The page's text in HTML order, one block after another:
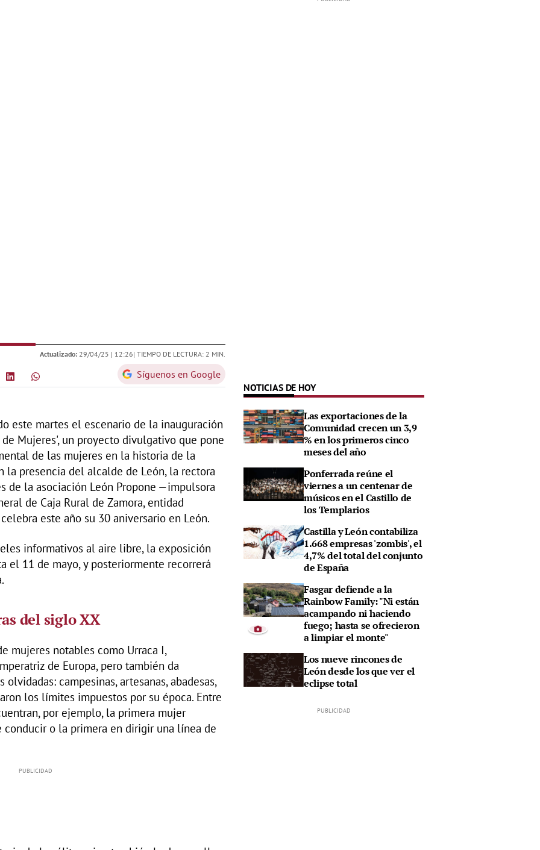
Actualizado: 29/04/25 | 12:26| TIEMPO DE LECTURA: 2 MIN.
Síguenos en Google
este martes el escenario de la inauguración
Mujeres', un proyecto divulgativo que pone
de las mujeres en la historia de la
la presencia del alcalde de León, la rectora
de la asociación León Propone —impulsora
de Caja Rural de Zamora, entidad
este año su 30 aniversario en León.
informativos al aire libre, la exposición
el 11 de mayo, y posteriormente recorrerá
del siglo XX
mujeres notables como Urraca I,
de Europa, pero también da
campesinas, artesanas, abadesas,
los límites impuestos por su época. Entre
por ejemplo, la primera mujer
o la primera en dirigir una línea de
NOTICIAS DE HOY
Las exportaciones de la
Comunidad crecen un 3,9
% en los primeros cinco
meses del año
Ponferrada reúne el
viernes a un centenar de
músicos en el Castillo de
los Templarios
Castilla y León contabiliza
1.668 empresas 'zombis', el
4,7% del total del conjunto
de España
Fasgar defiende a la
Rainbow Family: "Ni están
acampando ni haciendo
fuego; hasta se ofrecieron
a limpiar el monte"
Los nueve rincones de
León desde los que ver el
eclipse total